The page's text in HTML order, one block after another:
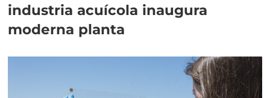
industria acuícola inaugura
moderna planta